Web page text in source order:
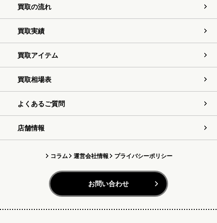
買取の流れ
買取実績
買取アイテム
買取相場表
よくあるご質問
店舗情報
コラム 運営会社情報 プライバシーポリシー
お問い合わせ